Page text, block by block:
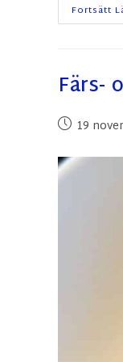
Fortsätt
Färs-
19